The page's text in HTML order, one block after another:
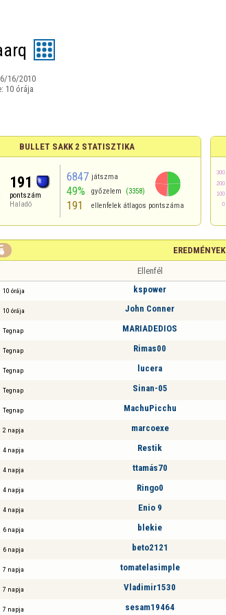
6/16/2010
10 órája
BULLET SAKK 2 STATISZTIKA
191
pontszám
Haladó
6847 játszma
49% győzelem (3358)
191 ellenfelek átlagos pontszáma
EREDMÉNYEK
Ellenfél
10 órája kspower
10 órája John Conner
Tegnap MARIADEDIOS
Tegnap Rimas00
Tegnap lucera
Tegnap Sinan-05
Tegnap MachuPicchu
2 napja marcoexe
4 napja Restik
4 napja ttamás70
4 napja Ringo0
4 napja Enio 9
6 napja blekie
6 napja beto2121
7 napja tomatelasimple
7 napja Vladimir1530
7 napja sesam19464